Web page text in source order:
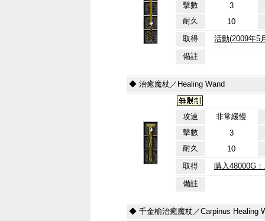
擊數
3
耐久
10
取得
活動(2009年5
備註
◆ 治癒魔杖／Healing Wand
攻速
非常緩慢
擊數
3
耐久
10
取得
購入48000G
備註
◆ 千金榆治癒魔杖／Carpinus Healing